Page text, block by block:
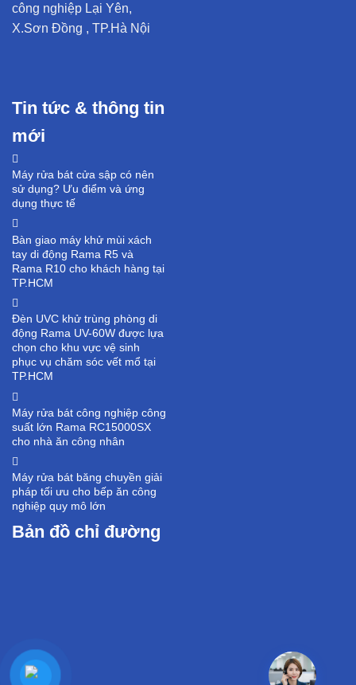
công nghiệp Lại Yên,
X.Sơn Đồng , TP.Hà Nội
Tin tức & thông tin
mới
Máy rửa bát cửa sập có nên
sử dụng? Ưu điểm và ứng
dụng thực tế
Bàn giao máy khử mùi xách
tay di động Rama R5 và
Rama R10 cho khách hàng tại
TP.HCM
Đèn UVC khử trùng phòng di
động Rama UV-60W được lựa
chọn cho khu vực vệ sinh
phục vụ chăm sóc vết mổ tại
TP.HCM
Máy rửa bát công nghiệp công
suất lớn Rama RC15000SX
cho nhà ăn công nhân
Máy rửa bát băng chuyền giải
pháp tối ưu cho bếp ăn công
nghiệp quy mô lớn
Bản đồ chỉ đường